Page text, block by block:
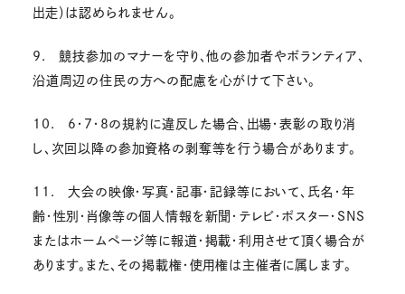
出走）は認められません。
9. 競技参加のマナーを守り、他の参加者やボランティア、
沿道周辺の住民の方への配慮を心がけて下さい。
10. 6・7・8の規約に違反した場合、出場・表彰の取り消
し、次回以降の参加資格の剥奪等を行う場合があります。
11. 大会の映像・写真・記事・記録等において、氏名・年
齢・性別・肖像等の個人情報を新聞・テレビ・ポスター・SNS
またはホームページ等に報道・掲載・利用させて頂く場合が
あります。また、その掲載権・使用権は主催者に属します。